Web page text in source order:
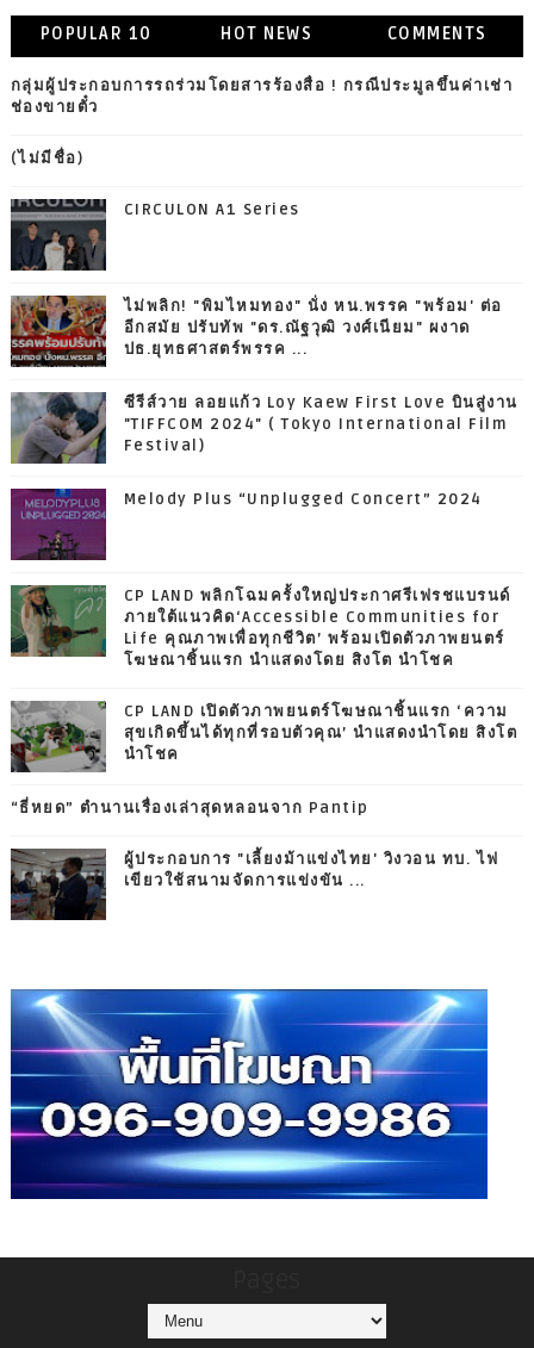
POPULAR 10 HOT NEWS COMMENTS
กลุ่มผู้ประกอบการรถร่วมโดยสารร้องสื่อ ! กรณีประมูลขึ้นค่าเช่า
ช่องขายตั๋ว
(ไม่มีชื่อ)
CIRCULON A1 Series
ไม่พลิก! "พิมไหมทอง" นั่ง หน.พรรค "พร้อม' ต่อ
อีกสมัย ปรับทัพ "ดร.ณัฐวุฒิ วงศ์เนียม" ผงาด
ปธ.ยุทธศาสตร์พรรค ...
ซีรีส์วาย ลอยแก้ว Loy Kaew First Love บินสู่งาน
"TIFFCOM 2024" ( Tokyo International Film
Festival)
Melody Plus “Unplugged Concert” 2024
CP LAND พลิกโฉมครั้งใหญ่ประกาศรีเฟรชแบรนด์
ภายใต้แนวคิด‘Accessible Communities for
Life คุณภาพเพื่อทุกชีวิต’ พร้อมเปิดตัวภาพยนตร์
โฆษณาชิ้นแรก นำแสดงโดย สิงโต นำโชค
CP LAND เปิดตัวภาพยนตร์โฆษณาชิ้นแรก ‘ความ
สุขเกิดขึ้นได้ทุกที่รอบตัวคุณ’ นำแสดงนำโดย สิงโต
นำโชค
“ธี่หยด” ตำนานเรื่องเล่าสุดหลอนจาก Pantip
ผู้ประกอบการ "เลี้ยงม้าแข่งไทย' วิงวอน ทบ. ไฟ
เขียวใช้สนามจัดการแข่งขัน ...